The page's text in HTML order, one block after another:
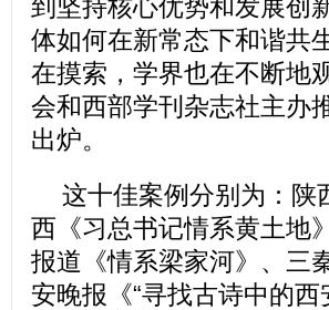
到坚持核心优势和发展创
体如何在新常态下和谐共
在摸索，学界也在不断地
会和西部学刊杂志社主办
出炉。
这十佳案例分别为：陕
西《习总书记情系黄土地
报道《情系梁家河》、三
安晚报《“寻找古诗中的